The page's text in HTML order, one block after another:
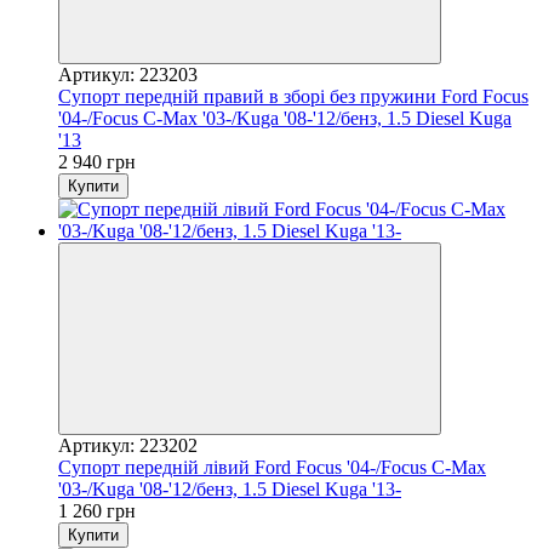
Артикул: 223203
Супорт передній правий в зборі без пружини Ford Focus
'04-/Focus C-Max '03-/Kuga '08-'12/бенз, 1.5 Diesel Kuga
'13
2 940 грн
Купити
Артикул: 223202
Супорт передній лівий Ford Focus '04-/Focus C-Max
'03-/Kuga '08-'12/бенз, 1.5 Diesel Kuga '13-
1 260 грн
Купити